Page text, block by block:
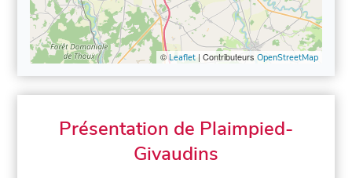
©Leaflet| Contributeurs OpenStreetMap
Présentation de Plaimpied-
Givaudins